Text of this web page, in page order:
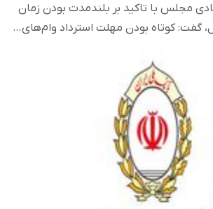
مجلس با تاکید بر بلندمدت بودن زمان
گفت: کوتاه بودن مهلت استرداد وام‌های…